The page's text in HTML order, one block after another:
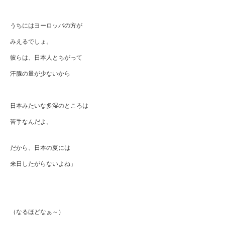
うちにはヨーロッパの方が
みえるでしょ。
彼らは、日本人とちがって
汗腺の量が少ないから
日本みたいな多湿のところは
苦手なんだよ。
だから、日本の夏には
来日したがらないよね」
（なるほどなぁ～）